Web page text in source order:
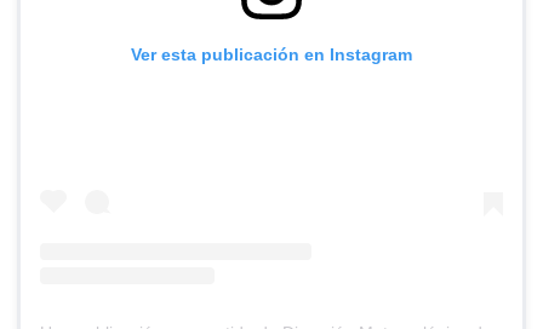
Ver esta publicación en Instagram